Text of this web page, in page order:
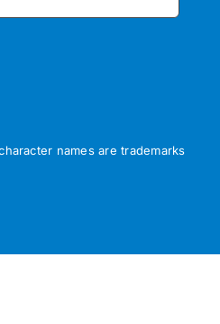
names are trademarks